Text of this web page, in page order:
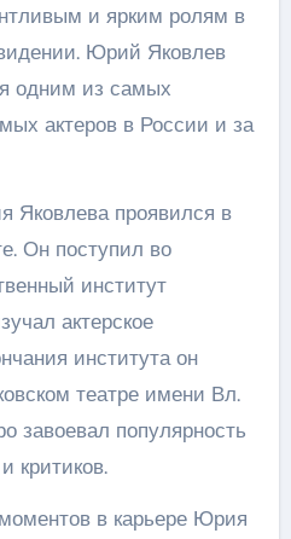
и ярким ролям в
Юрий Яковлев
одним из самых
актеров в России и за
Яковлева проявился в
Он поступил во
институт
актерское
института он
театре имени Вл.
завоевал популярность
критиков.
в карьере Юрия